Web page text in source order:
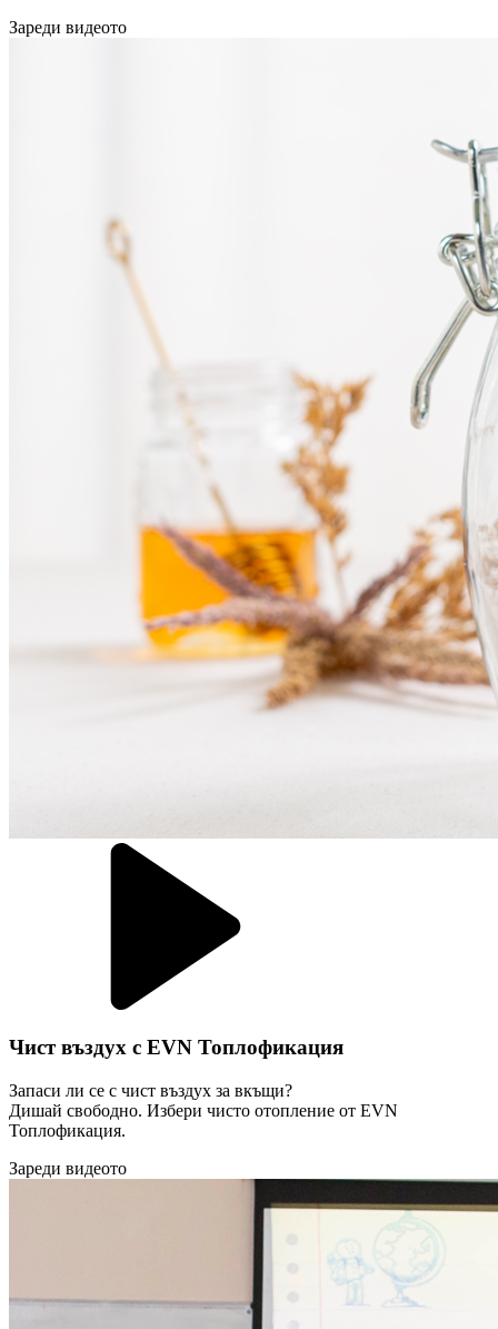
Зареди видеото
Чист въздух с EVN Топлофикация
Запаси ли се с чист въздух за вкъщи?
Дишай свободно. Избери чисто отопление от EVN
Топлофикация.
Зареди видеото